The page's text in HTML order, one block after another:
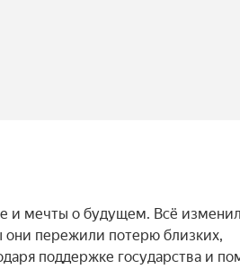
и мечты о будущем. Всё
они пережили потерю близких,
поддержке государства и